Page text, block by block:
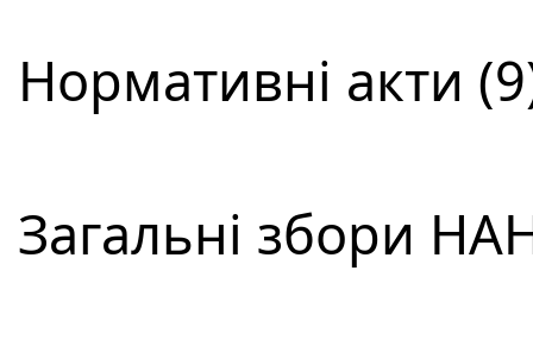
Нормативні акти
Загальні збори